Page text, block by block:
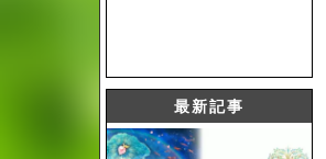
最新記事